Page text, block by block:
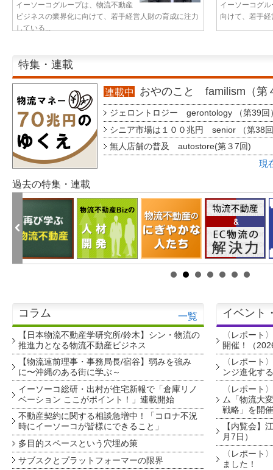
イーソーコグループは、物流不動産
ビジネスの業界化に向けて、若手経営人財の育成に注力
している...
イーソーコグ
向けて、若手
特集・連載
連載中 おやのこと familism（第
ジェロントロジー gerontology （第39回
シニア市場は１００兆円 senior （第38
無人店舗の普及 autostore(第３7回)
現
過去の特集・連載
コラム 一覧
【日本物流不動産学研究所/鈴木】シン・物流の
推進力となる物流不動産ビジネス
【物流連前理事・事務局長/宿谷】弱みを強み
に〜沖縄のある街に学ぶ～
イーソーコ総研・出村が住宅新報で「倉庫リノ
ベーション ここがポイント！」連載開始
不動産契約に関する相談急増中！「コロナ不況
時にイーソーコが皆様にできること」
多目的スペースという穴埋め策
サブスクとプラットフォーマーの限界
イベント
〈レポート
開催！（
〈レポート
ンジ進化す
〈レポート
ム「物流大
戦略」を開
【内覧会】
月7日）
〈レポート
ました！